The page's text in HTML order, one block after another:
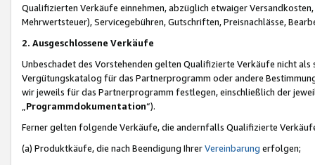
Qualifizierten Verkäufe einnehmen, abzüglich etwaiger
Mehrwertsteuer), Servicegebühren, Gutschriften, Preisnachlässe,
2. Ausgeschlossene Verkäufe
Unbeschadet des Vorstehenden gelten Qualifizierte Verkäufe nicht
Vergütungskatalog für das Partnerprogramm oder andere
wir jeweils für das Partnerprogramm festlegen, einschließlich der
Programmdokumentation“).
Ferner gelten folgende Verkäufe, die andernfalls Qualifizierte
(a) Produktkäufe, die nach Beendigung IhrerVereinbarung erfolgen;